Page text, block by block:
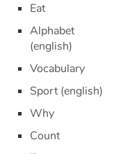
Eat
Alphabet
(english)
Vocabulary
Sport (english)
Why
Count